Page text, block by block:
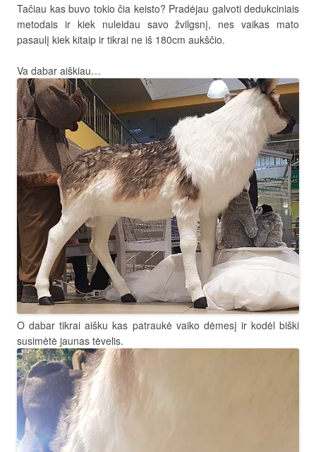
Tačiau kas buvo tokio čia keisto? Pradėjau galvoti dedukciniais
metodais ir kiek nuleidau savo žvilgsnį, nes vaikas mato
pasaulį kiek kitaip ir tikrai ne iš 180cm aukščio.
Va dabar aiškiau…
O dabar tikrai aišku kas patraukė vaiko dėmesį ir kodėl biški
susimėtė jaunas tėvelis.